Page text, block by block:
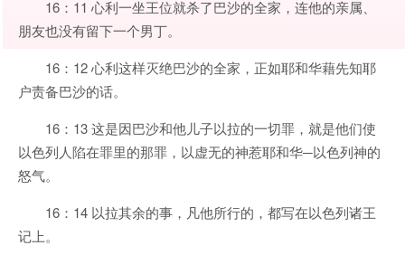
16：11 心利一坐王位就杀了巴沙的全家，连他的亲属、
朋友也没有留下一个男丁。
16：12 心利这样灭绝巴沙的全家，正如耶和华藉先知耶
户责备巴沙的话。
16：13 这是因巴沙和他儿子以拉的一切罪，就是他们使
以色列人陷在罪里的那罪，以虚无的神惹耶和华─以色列神的
怒气。
16：14 以拉其余的事，凡他所行的，都写在以色列诸王
记上。